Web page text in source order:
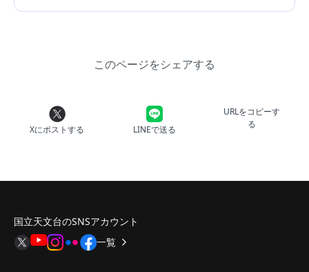
このページをシェアする
Xにポストする LINEで送る
URLをコピーす
る
国立天文台のSNSアカウント
一覧